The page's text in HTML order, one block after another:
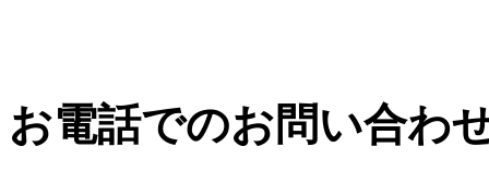
お電話でのお問い合わ